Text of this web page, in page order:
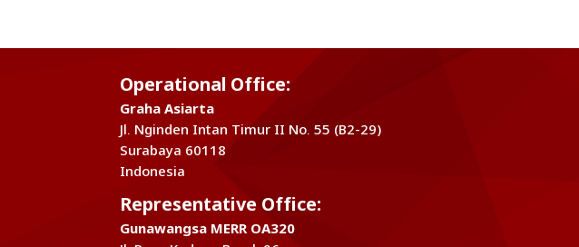
Operational Office:
Graha Asiarta
Jl. Nginden Intan Timur II No. 55 (B2-29)
Surabaya 60118
Indonesia
Representative Office:
Gunawangsa MERR OA320